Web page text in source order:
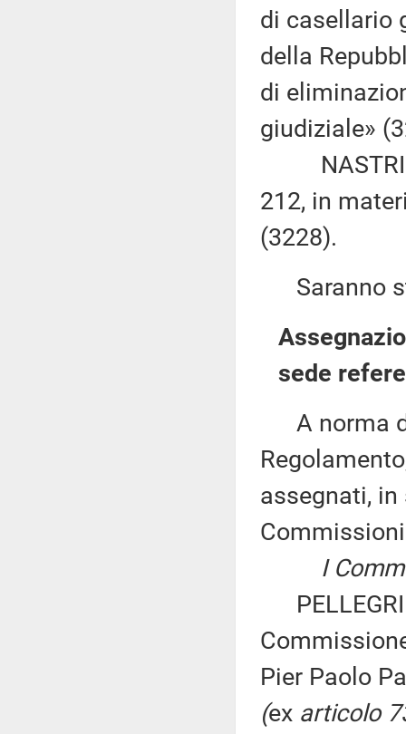
di casellario
della
di
giudiziale»
NASTRI:
212, in
(3228).
Saranno
sede
A norma
assegnati,
I
Pier Paolo
(ex articolo